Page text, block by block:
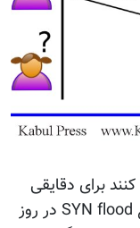
برای دقایقی
سرور کابل پرس را با حملات داس از نوع SYN flood در روز